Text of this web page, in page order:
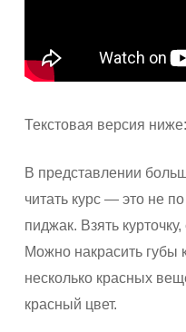
Текстовая версия ниже:
В представлении
читать курс — это не по
пиджак. Взять
Можно накрасить губы
несколько красных
красный цвет.